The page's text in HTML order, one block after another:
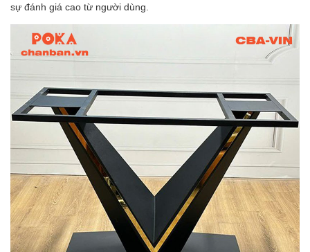
sự đánh giá cao từ người dùng.